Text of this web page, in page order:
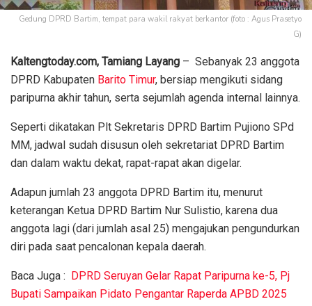
Gedung DPRD Bartim, tempat para wakil rakyat berkantor (foto : Agus Prasetyo
G)
Kaltengtoday.com, Tamiang Layang – Sebanyak 23 anggota
DPRD Kabupaten Barito Timur, bersiap mengikuti sidang
paripurna akhir tahun, serta sejumlah agenda internal lainnya.
Seperti dikatakan Plt Sekretaris DPRD Bartim Pujiono SPd
MM, jadwal sudah disusun oleh sekretariat DPRD Bartim
dan dalam waktu dekat, rapat-rapat akan digelar.
Adapun jumlah 23 anggota DPRD Bartim itu, menurut
keterangan Ketua DPRD Bartim Nur Sulistio, karena dua
anggota lagi (dari jumlah asal 25) mengajukan pengundurkan
diri pada saat pencalonan kepala daerah.
Baca Juga : DPRD Seruyan Gelar Rapat Paripurna ke-5, Pj
Bupati Sampaikan Pidato Pengantar Raperda APBD 2025